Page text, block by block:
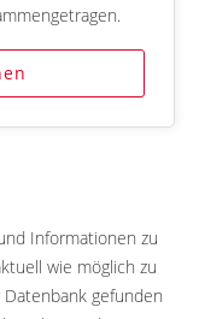
Informationen zu
wie möglich zu
gefunden